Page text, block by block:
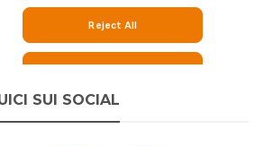
SUI SOCIAL